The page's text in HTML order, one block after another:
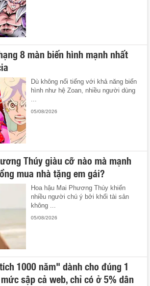
8 màn biến hình mạnh nhất
Dù không nổi tiếng với khả năng biến
hình như hệ Zoan, nhiều người dùng
...
05/08/2026
Thúy giàu cỡ nào mà mạnh
mua nhà tặng em gái?
Hoa hậu Mai Phương Thúy khiến
nhiều người chú ý bởi khối tài sản
không ...
05/08/2026
1000 năm" dành cho đúng 1
sập cả web, chỉ có ở 5% dân